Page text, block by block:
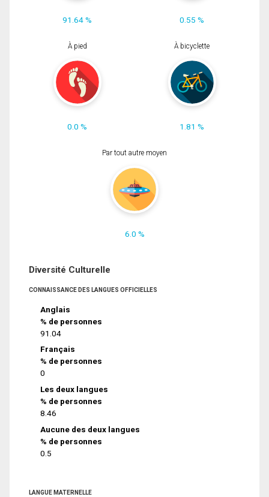
91.64 % 0.55 %
À pied
0.0 %
À bicyclette
1.81 %
Par tout autre moyen
6.0 %
Diversité Culturelle
CONNAISSANCE DES LANGUES OFFICIELLES
Anglais
% de personnes
91.04
Français
% de personnes
0
Les deux langues
% de personnes
8.46
Aucune des deux langues
% de personnes
0.5
LANGUE MATERNELLE